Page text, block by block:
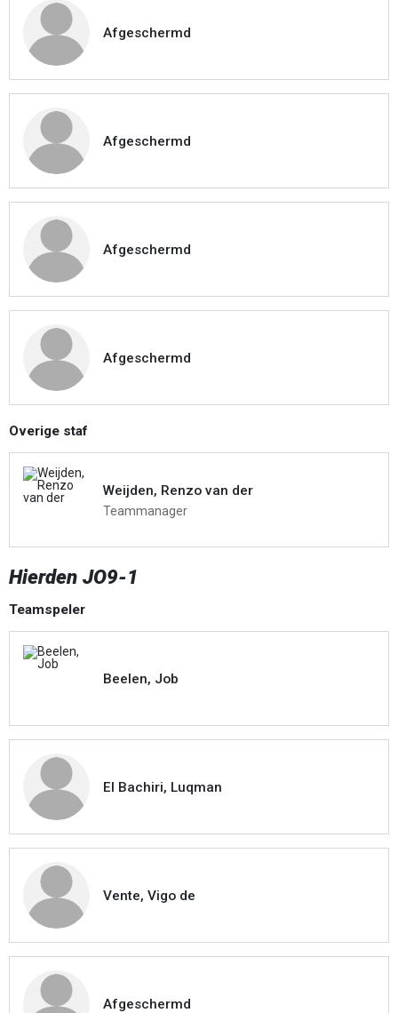
Afgeschermd
Afgeschermd
Afgeschermd
Afgeschermd
Overige staf
Weijden, Renzo van der
Teammanager
Hierden JO9-1
Teamspeler
Beelen, Job
El Bachiri, Luqman
Vente, Vigo de
Afgeschermd